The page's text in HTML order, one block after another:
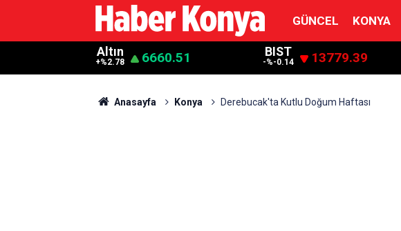
GÜNCEL KONYA
Altın
+%2.78 6660.51 BIST
-%-0.14 13779.39
Anasayfa Konya Derebucak'ta Kutlu Doğum Haftası